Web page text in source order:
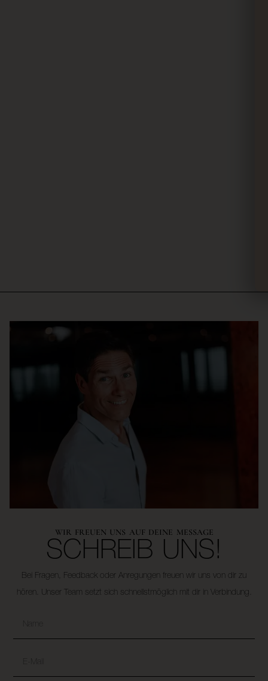
WIR FREUEN UNS AUF DEINE MESSAGE
SCHREIB UNS!
Bei Fragen, Feedback oder Anregungen freuen wir uns von dir zu
hören. Unser Team setzt sich schnellstmöglich mit dir in Verbindung.